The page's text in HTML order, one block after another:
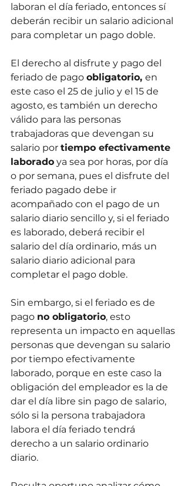
laboran el día feriado, entonces sí
deberán recibir un salario adicional
para completar un pago doble.
El derecho al disfrute y pago del
feriado de pago obligatorio, en
este caso el 25 de julio y el 15 de
agosto, es también un derecho
válido para las personas
trabajadoras que devengan su
salario por tiempo efectivamente
laborado ya sea por horas, por día
o por semana, pues el disfrute del
feriado pagado debe ir
acompañado con el pago de un
salario diario sencillo y, si el feriado
es laborado, deberá recibir el
salario del día ordinario, más un
salario diario adicional para
completar el pago doble.
Sin embargo, si el feriado es de
pago no obligatorio, esto
representa un impacto en aquellas
personas que devengan su salario
por tiempo efectivamente
laborado, porque en este caso la
obligación del empleador es la de
dar el día libre sin pago de salario,
sólo si la persona trabajadora
labora el día feriado tendrá
derecho a un salario ordinario
diario.